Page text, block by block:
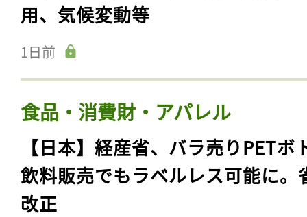
用、気候変動等
1日前
食品・消費財・アパレル
【日本】経産省、バラ売りPETボ
飲料販売でもラベルレス可能に。
改正